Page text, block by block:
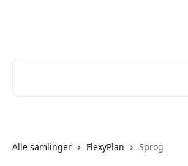
Alle samlinger FlexyPlan Sprog